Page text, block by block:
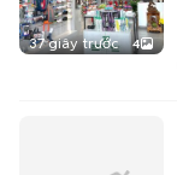
37 giây trước 4